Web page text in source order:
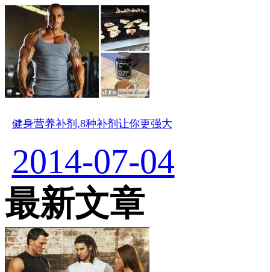
健身营养补剂,8种补剂让你更强大
2014-07-04
最新文章